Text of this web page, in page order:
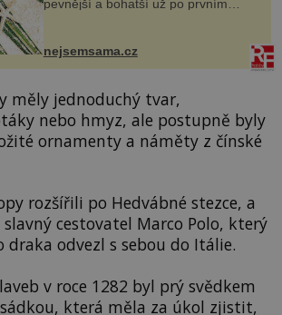
pevnější a bohatší už po prvním
vlasy. ...
nejsemsama.cz
měly jednoduchý tvar,
nebo hmyz, ale postupně byly
ornamenty a náměty z čínské
rozšířili po Hedvábné stezce, a
cestovatel Marco Polo, který
draka odvezl s sebou do Itálie.
v roce 1282 byl prý svědkem
která měla za úkol zjistit,